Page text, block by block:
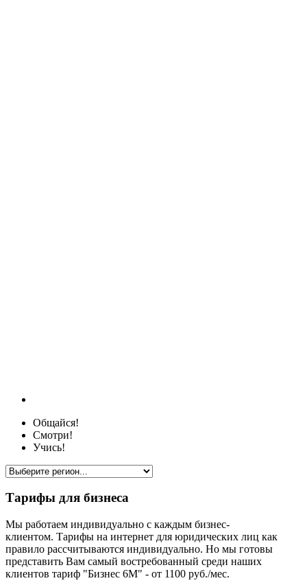
Общайся!
Смотри!
Учись!
Тарифы для бизнеса
Мы работаем индивидуально с каждым бизнес-
клиентом. Тарифы на интернет для юридических лиц как
правило рассчитываются индивидуально. Но мы готовы
представить Вам самый востребованный среди наших
клиентов тариф "Бизнес 6М" - от 1100 руб./мес.